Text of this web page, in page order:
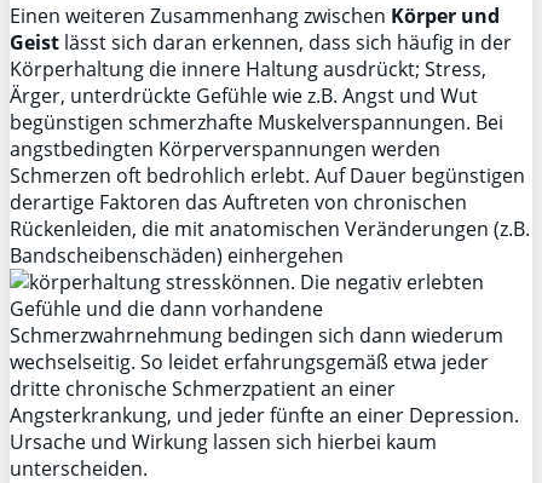
Einen weiteren Zusammenhang zwischen Körper und
Geist lässt sich daran erkennen, dass sich häufig in der
Körperhaltung die innere Haltung ausdrückt; Stress,
Ärger, unterdrückte Gefühle wie z.B. Angst und Wut
begünstigen schmerzhafte Muskelverspannungen. Bei
angstbedingten Körperverspannungen werden
Schmerzen oft bedrohlich erlebt. Auf Dauer begünstigen
derartige Faktoren das Auftreten von chronischen
Rückenleiden, die mit anatomischen Veränderungen (z.B.
Bandscheibenschäden) einhergehen
können. Die negativ erlebten
Gefühle und die dann vorhandene
Schmerzwahrnehmung bedingen sich dann wiederum
wechselseitig. So leidet erfahrungsgemäß etwa jeder
dritte chronische Schmerzpatient an einer
Angsterkrankung, und jeder fünfte an einer Depression.
Ursache und Wirkung lassen sich hierbei kaum
unterscheiden.